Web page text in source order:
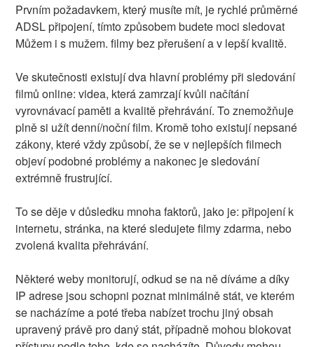
Prvním požadavkem, který musíte mít, je rychlé průměrné
ADSL připojení, tímto způsobem budete moci sledovat
Můžem i s mužem. filmy bez přerušení a v lepší kvalitě.
Ve skutečnosti existují dva hlavní problémy při sledování
filmů online: videa, která zamrzají kvůli načítání
vyrovnávací paměti a kvalitě přehrávání. To znemožňuje
plně si užít denní/noční film. Kromě toho existují nepsané
zákony, které vždy způsobí, že se v nejlepších filmech
objeví podobné problémy a nakonec je sledování
extrémně frustrující.
To se děje v důsledku mnoha faktorů, jako je: připojení k
internetu, stránka, na které sledujete filmy zdarma, nebo
zvolená kvalita přehrávání.
Některé weby monitorují, odkud se na ně díváme a díky
IP adrese jsou schopni poznat minimálně stát, ve kterém
se nacházíme a poté třeba nabízet trochu jiný obsah
upravený právě pro daný stát, případně mohou blokovat